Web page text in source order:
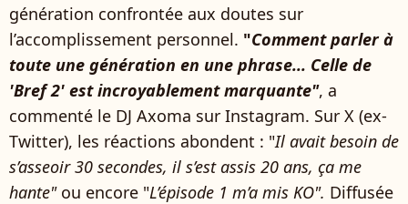
génération confrontée aux doutes sur
l’accomplissement personnel. "Comment parler à
toute une génération en une phrase... Celle de
'Bref 2' est incroyablement marquante", a
commenté le DJ Axoma sur Instagram. Sur X (ex-
Twitter), les réactions abondent : "Il avait besoin de
s’asseoir 30 secondes, il s’est assis 20 ans, ça me
hante"ou encore "L’épisode 1 m’a mis KO". Diffusée